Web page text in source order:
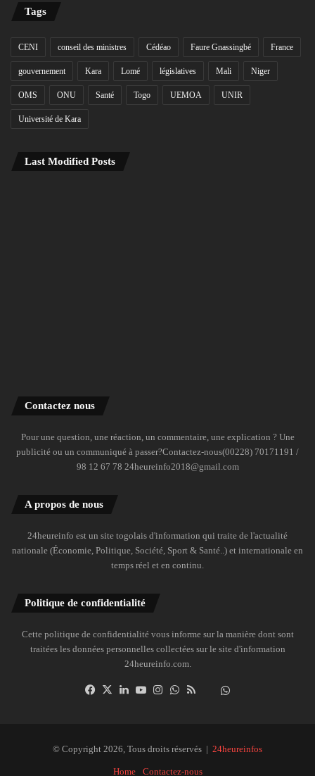
Tags
CENI conseil des ministres Cédéao Faure Gnassingbé France
gouvernement Kara Lomé législatives Mali Niger
OMS ONU Santé Togo UEMOA UNIR
Université de Kara
Last Modified Posts
Contactez nous
Pour une question, une réaction, un commentaire, une explication ? Une
publicité ou un communiqué à passer?Contactez-nous(00228) 70171191 /
98 12 67 78 24heureinfo2018@gmail.com
A propos de nous
24heureinfo est un site togolais d'information qui traite de l'actualité
nationale (Économie, Politique, Société, Sport & Santé..) et internationale en
temps réel et en continu.
Politique de confidentialité
Cette politique de confidentialité vous informe sur la manière dont sont
traitées les données personnelles collectées sur le site d'information
24heureinfo.com.
Facebook
X LinkedinYouTubeInstagramWhatsAppDailymotion
© Copyright 2026, Tous droits réservés | 24heureinfos
Home Contactez-nous